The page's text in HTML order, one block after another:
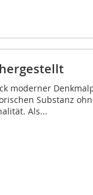
moderner
Substanz
Als...